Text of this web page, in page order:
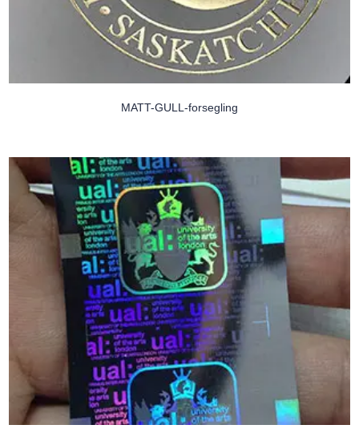
MATT-GULL-forsegling